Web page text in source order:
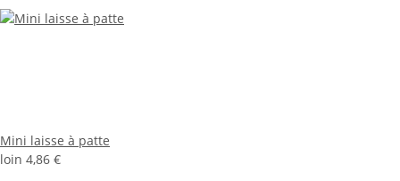
Mini laisse à patte
loin 4,86 €